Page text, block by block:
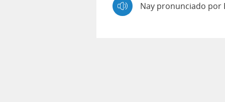
Nay pronunciado por